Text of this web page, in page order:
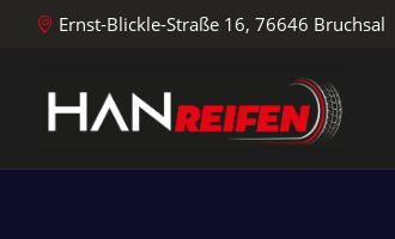
Ernst-Blickle-Straße 16, 76646 Bruchsal